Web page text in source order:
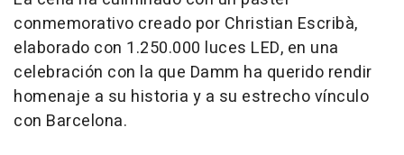
conmemorativo creado por Christian Escribà,
elaborado con 1.250.000 luces LED, en una
celebración con la que Damm ha querido rendir
homenaje a su historia y a su estrecho vínculo
con Barcelona.